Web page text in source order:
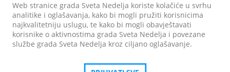
Web stranice grada Sveta Nedelja koriste kolačiće u svrhu
analitike i oglašavanja, kako bi mogli pružiti korisnicima
najkvalitetniju uslugu, te kako bi mogli obavještavati
korisnike o aktivnostima grada Sveta Nedelja i povezane
službe grada Sveta Nedelja kroz ciljano oglašavanje.